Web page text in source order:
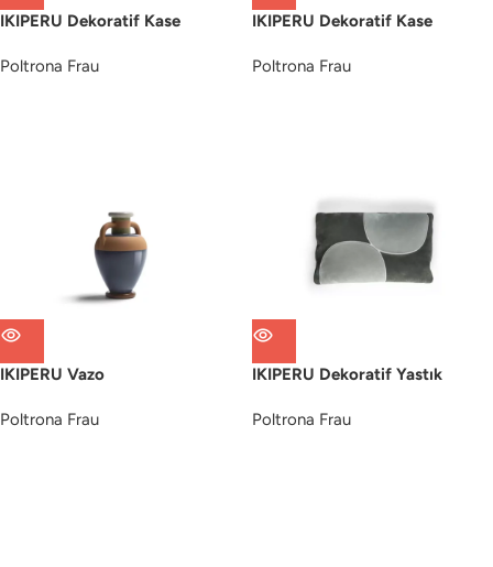
IKIPERU Dekoratif Kase
Poltrona Frau
IKIPERU Dekoratif Kase
Poltrona Frau
IKIPERU Vazo
Poltrona Frau
IKIPERU Dekoratif Yastık
Poltrona Frau